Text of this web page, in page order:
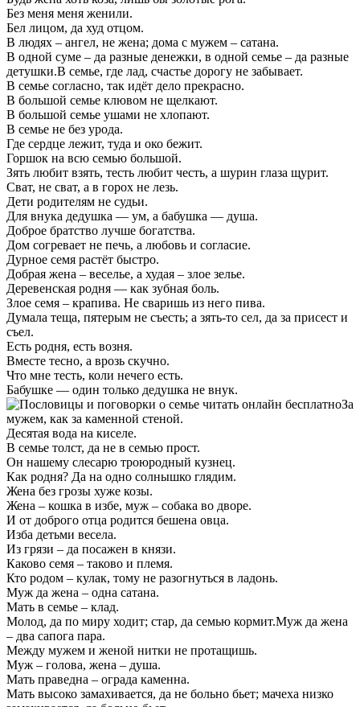
Без меня меня женили.
Бел лицом, да худ отцом.
В людях – ангел, не жена; дома с мужем – сатана.
В одной суме – да разные денежки, в одной семье – да разные
детушки.В семье, где лад, счастье дорогу не забывает.
В семье согласно, так идёт дело прекрасно.
В большой семье клювом не щелкают.
В большой семье ушами не хлопают.
В семье не без урода.
Где сердце лежит, туда и око бежит.
Горшок на всю семью большой.
Зять любит взять, тесть любит честь, а шурин глаза щурит.
Сват, не сват, а в горох не лезь.
Дети родителям не судьи.
Для внука дедушка — ум, а бабушка — душа.
Доброе братство лучше богатства.
Дом согревает не печь, а любовь и согласие.
Дурное семя растёт быстро.
Добрая жена – веселье, а худая – злое зелье.
Деревенская родня — как зубная боль.
Злое семя – крапива. Не сваришь из него пива.
Думала теща, пятерым не съесть; а зять-то сел, да за присест и
съел.
Есть родня, есть возня.
Вместе тесно, а врозь скучно.
Что мне тесть, коли нечего есть.
Бабушке — один только дедушка не внук.
За
мужем, как за каменной стеной.
Десятая вода на киселе.
В семье толст, да не в семью прост.
Он нашему слесарю троюродный кузнец.
Как родня? Да на одно солнышко глядим.
Жена без грозы хуже козы.
Жена – кошка в избе, муж – собака во дворе.
И от доброго отца родится бешена овца.
Изба детьми весела.
Из грязи – да посажен в князи.
Каково семя – таково и племя.
Кто родом – кулак, тому не разогнуться в ладонь.
Муж да жена – одна сатана.
Мать в семье – клад.
Молод, да по миру ходит; стар, да семью кормит.Муж да жена
– два сапога пара.
Между мужем и женой нитки не протащишь.
Муж – голова, жена – душа.
Мать праведна – ограда каменна.
Мать высоко замахивается, да не больно бьет; мачеха низко